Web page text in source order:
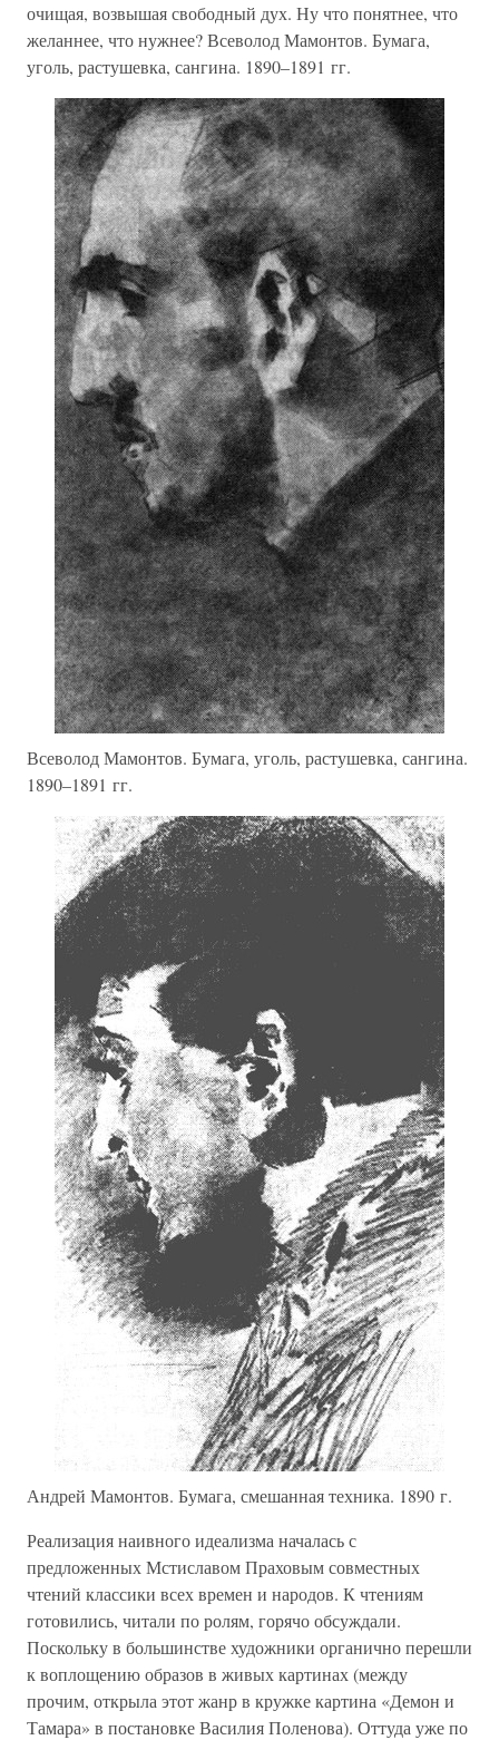
очищая, возвышая свободный дух. Ну что понятнее, что
желаннее, что нужнее? Всеволод Мамонтов. Бумага,
уголь, растушевка, сангина. 1890–1891 гг.
Всеволод Мамонтов. Бумага, уголь, растушевка, сангина.
1890–1891 гг.
Андрей Мамонтов. Бумага, смешанная техника. 1890 г.
Реализация наивного идеализма началась с
предложенных Мстиславом Праховым совместных
чтений классики всех времен и народов. К чтениям
готовились, читали по ролям, горячо обсуждали.
Поскольку в большинстве художники органично перешли
к воплощению образов в живых картинах (между
прочим, открыла этот жанр в кружке картина «Демон и
Тамара» в постановке Василия Поленова). Оттуда уже по